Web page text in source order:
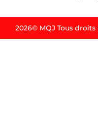
2026© MQJ Tous